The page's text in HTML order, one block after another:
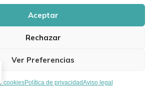
Aceptar
Rechazar
Ver Preferencias
cookiesPolítica de privacidadAviso legal
web Agua Crea y Comunica